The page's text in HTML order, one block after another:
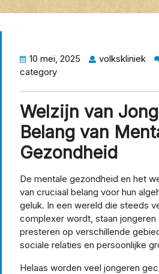
10 mei, 2025 volkskliniek
category
Welzijn van
Belang van
Gezondheid
De mentale gezondheid en het
van cruciaal belang voor hun
geluk. In een wereld die steeds
complexer wordt, staan jongeren
presteren op verschillende
sociale relaties en persoonlijke
Helaas worden veel jongeren